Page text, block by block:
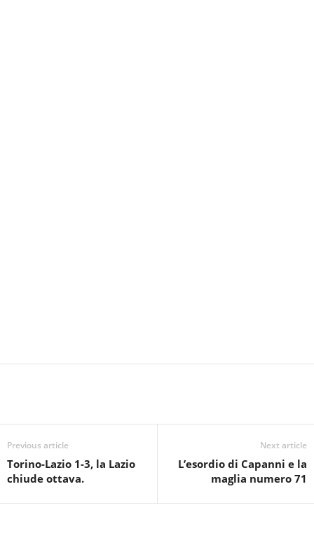
Previous article
Torino-Lazio 1-3, la Lazio
chiude ottava.
Next article
L’esordio di Capanni e la
maglia numero 71